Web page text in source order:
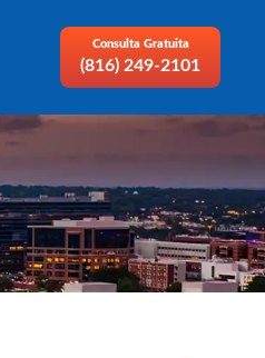
Consulta Gratuita
(816) 249-2101